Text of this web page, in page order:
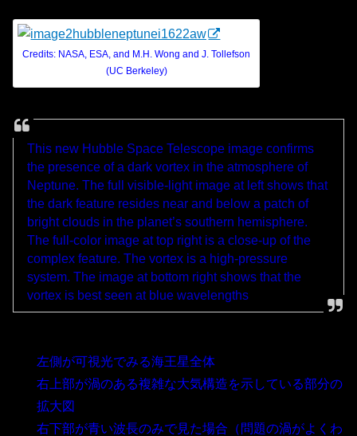
Credits: NASA, ESA, and M.H. Wong and J. Tollefson
(UC Berkeley)
This new Hubble Space Telescope image confirms
the presence of a dark vortex in the atmosphere of
Neptune. The full visible-light image at left shows that
the dark feature resides near and below a patch of
bright clouds in the planet’s southern hemisphere.
The full-color image at top right is a close-up of the
complex feature. The vortex is a high-pressure
system. The image at bottom right shows that the
vortex is best seen at blue wavelengths
左側が可視光でみる海王星全体
右上部が渦のある複雑な大気構造を示している部分の
拡大図
右下部が青い波長のみで見た場合（問題の渦がよくわ